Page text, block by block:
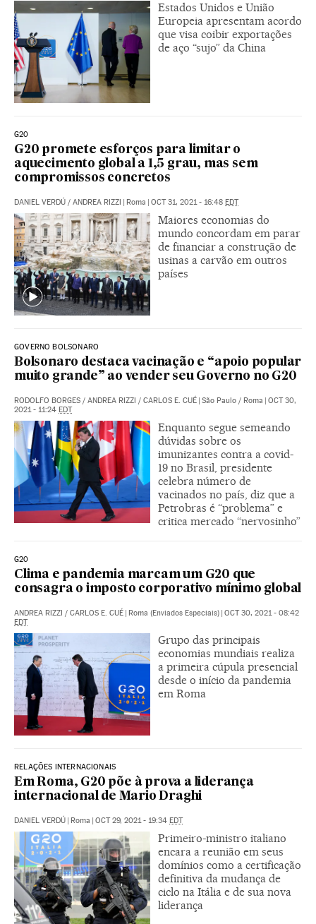
Estados Unidos e União
Europeia apresentam acordo
que visa coibir exportações
de aço “sujo” da China
G20
G20 promete esforços para limitar o
aquecimento global a 1,5 grau, mas sem
compromissos concretos
DANIEL VERDÚ / ANDREA RIZZI Roma OCT 31, 2021 - 16:48 EDT
Maiores economias do
mundo concordam em parar
de financiar a construção de
usinas a carvão em outros
países
GOVERNO BOLSONARO
Bolsonaro destaca vacinação e “apoio popular
muito grande” ao vender seu Governo no G20
RODOLFO BORGES / ANDREA RIZZI / CARLOS E. CUÉ | São Paulo / Roma | OCT 30,
2021 - 11:24 EDT
Enquanto segue semeando
dúvidas sobre os
imunizantes contra a covid-
19 no Brasil, presidente
celebra número de
vacinados no país, diz que a
Petrobras é “problema” e
critica mercado “nervosinho”
G20
Clima e pandemia marcam um G20 que
consagra o imposto corporativo mínimo global
ANDREA RIZZI / CARLOS E. CUÉ | Roma (Enviados Especiais) | OCT 30, 2021 - 08:42
EDT
Grupo das principais
economias mundiais realiza
a primeira cúpula presencial
desde o início da pandemia
em Roma
RELAÇÕES INTERNACIONAIS
Em Roma, G20 põe à prova a liderança
internacional de Mario Draghi
DANIEL VERDÚ | Roma | OCT 29, 2021 - 19:34 EDT
Primeiro-ministro italiano
encara a reunião em seus
domínios como a certificação
definitiva da mudança de
ciclo na Itália e de sua nova
liderança